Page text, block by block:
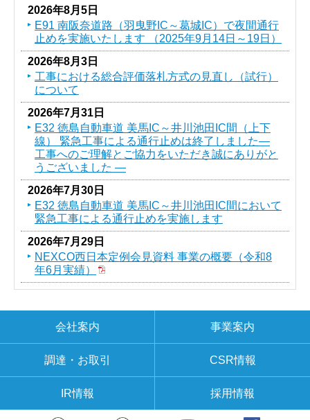
2026年8月5日
E91 南阪奈道路（羽曳野IC～葛󠄀城IC）で夜間通行
止めを実施いたします （2025年9月14日～19日）
2026年8月3日
工事における総合評価落札方式の見直し（試行）
について
2026年7月31日
E32 徳島自動車道 美馬IC～井川池田IC間（上下
線） 緊急工事による通行止めは終了しました―
工事へのご理解とご協力をいただき誠にありがと
うございました ―
2026年7月30日
E32 徳島自動車道 美馬IC～井川池田IC間において
緊急工事による通行止めを実施します
2026年7月29日
NEXCO西日本定例会見資料 事業の概要（令和8
年6月実績）
会社案内 事業案内
調達・お取引 CSR情報
IR情報 採用情報